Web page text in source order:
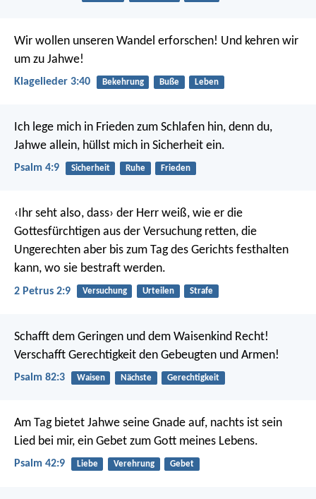
Wir wollen unseren Wandel erforschen! Und kehren wir
um zu Jahwe!
Klagelieder 3:40 Bekehrung Buße Leben
Ich lege mich in Frieden zum Schlafen hin, denn du,
Jahwe allein, hüllst mich in Sicherheit ein.
Psalm 4:9 Sicherheit Ruhe Frieden
‹Ihr seht also, dass› der Herr weiß, wie er die
Gottesfürchtigen aus der Versuchung retten, die
Ungerechten aber bis zum Tag des Gerichts festhalten
kann, wo sie bestraft werden.
2 Petrus 2:9 Versuchung Urteilen Strafe
Schafft dem Geringen und dem Waisenkind Recht!
Verschafft Gerechtigkeit den Gebeugten und Armen!
Psalm 82:3 Waisen Nächste Gerechtigkeit
Am Tag bietet Jahwe seine Gnade auf, nachts ist sein
Lied bei mir, ein Gebet zum Gott meines Lebens.
Psalm 42:9 Liebe Verehrung Gebet